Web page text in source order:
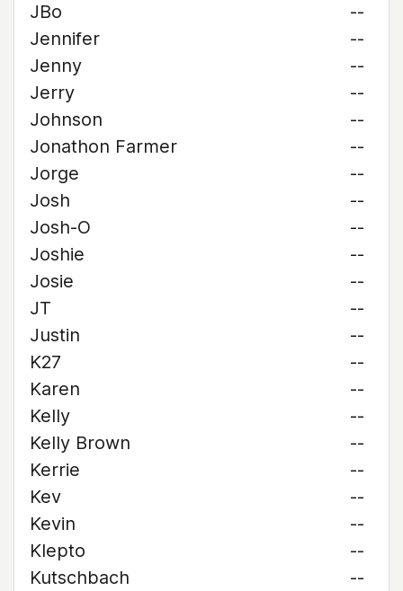
JBo
--
Jennifer
--
Jenny
--
Jerry
--
Johnson
--
Jonathon Farmer
--
Jorge
--
Josh
--
Josh-O
--
Joshie
--
Josie
--
JT
--
Justin
--
K27
--
Karen
--
Kelly
--
Kelly Brown
--
Kerrie
--
Kev
--
Kevin
--
Klepto
--
Kutschbach
--